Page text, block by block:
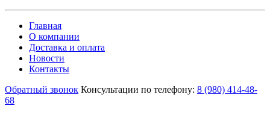
Главная
О компании
Доставка и оплата
Новости
Контакты
Обратный звонок Консультации по телефону: 8 (980) 414-48-
68